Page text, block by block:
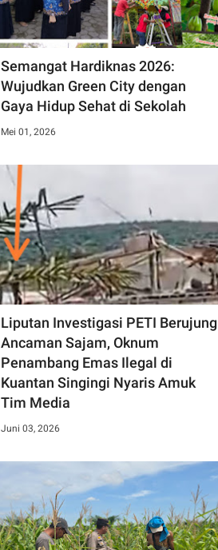
Semangat Hardiknas 2026:
Wujudkan Green City dengan
Gaya Hidup Sehat di Sekolah
Mei 01, 2026
Liputan Investigasi PETI Berujung
Ancaman Sajam, Oknum
Penambang Emas Ilegal di
Kuantan Singingi Nyaris Amuk
Tim Media
Juni 03, 2026